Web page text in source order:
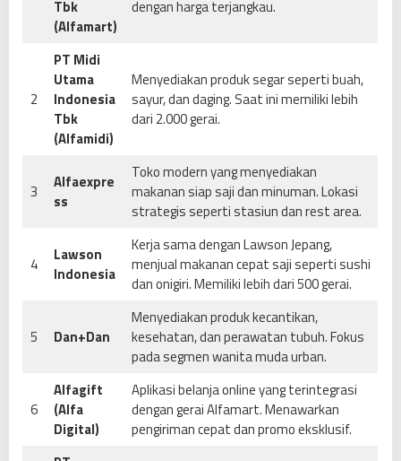
Tbk
(Alfamart)
dengan harga terjangkau.
2
PT Midi
Utama
Indonesia
Tbk
(Alfamidi)
Menyediakan produk segar seperti buah,
sayur, dan daging. Saat ini memiliki lebih
dari 2.000 gerai.
3
Alfaexpre
ss
Toko modern yang menyediakan
makanan siap saji dan minuman. Lokasi
strategis seperti stasiun dan rest area.
4
Lawson
Indonesia
Kerja sama dengan Lawson Jepang,
menjual makanan cepat saji seperti sushi
dan onigiri. Memiliki lebih dari 500 gerai.
5 Dan+Dan
Menyediakan produk kecantikan,
kesehatan, dan perawatan tubuh. Fokus
pada segmen wanita muda urban.
6
Alfagift
(Alfa
Digital)
Aplikasi belanja online yang terintegrasi
dengan gerai Alfamart. Menawarkan
pengiriman cepat dan promo eksklusif.